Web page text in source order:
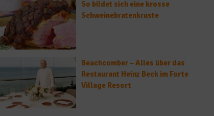
So bildet sich eine krosse
Schweinebratenkruste
Beachcomber – Alles über das
Restaurant Heinz Beck im Forte
Village Resort